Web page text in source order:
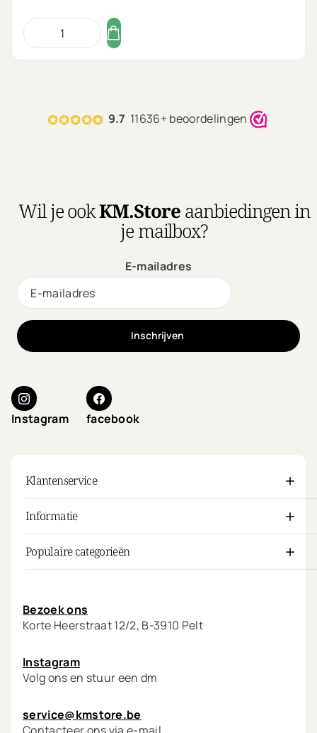
9.7 11636+ beoordelingen
Wil je ookKM.Storeaanbiedingen in
je mailbox?
E-mailadres
Inschrijven
Instagram facebook
Klantenservice
Informatie
Populaire categorieën
Bezoek ons
Korte Heerstraat 12/2, B-3910 Pelt
Instagram
Volg ons en stuur een dm
service@kmstore.be
Contacteer ons via e-mail